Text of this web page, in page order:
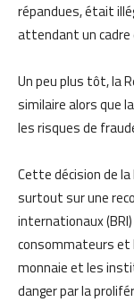
répandues, était
attendant un cadre
Un peu plus tôt, la
similaire alors que
les risques de
Cette décision de
surtout sur une
internationaux
consommateurs et
monnaie et les
danger par la